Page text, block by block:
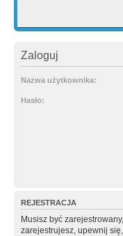
Zaloguj
Nazwa użytkownika:
Hasło:
REJESTRACJA
Musisz być
zarejestrujesz, upewnij